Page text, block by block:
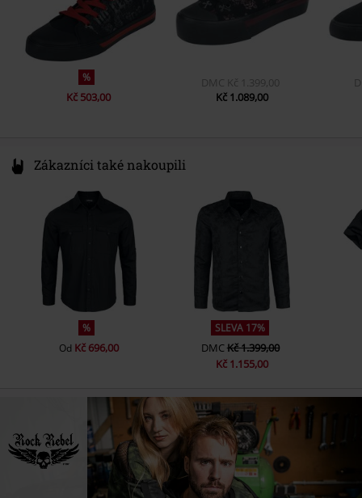
Špička bot
Barva
černá
%
Kč 503,00
DMC Kč 1.399,00
Kč 1.089,00
Zákazníci také nakoupili
%
Od Kč 696,00
SLEVA 17%
DMCKč 1.399,00
Kč 1.155,00